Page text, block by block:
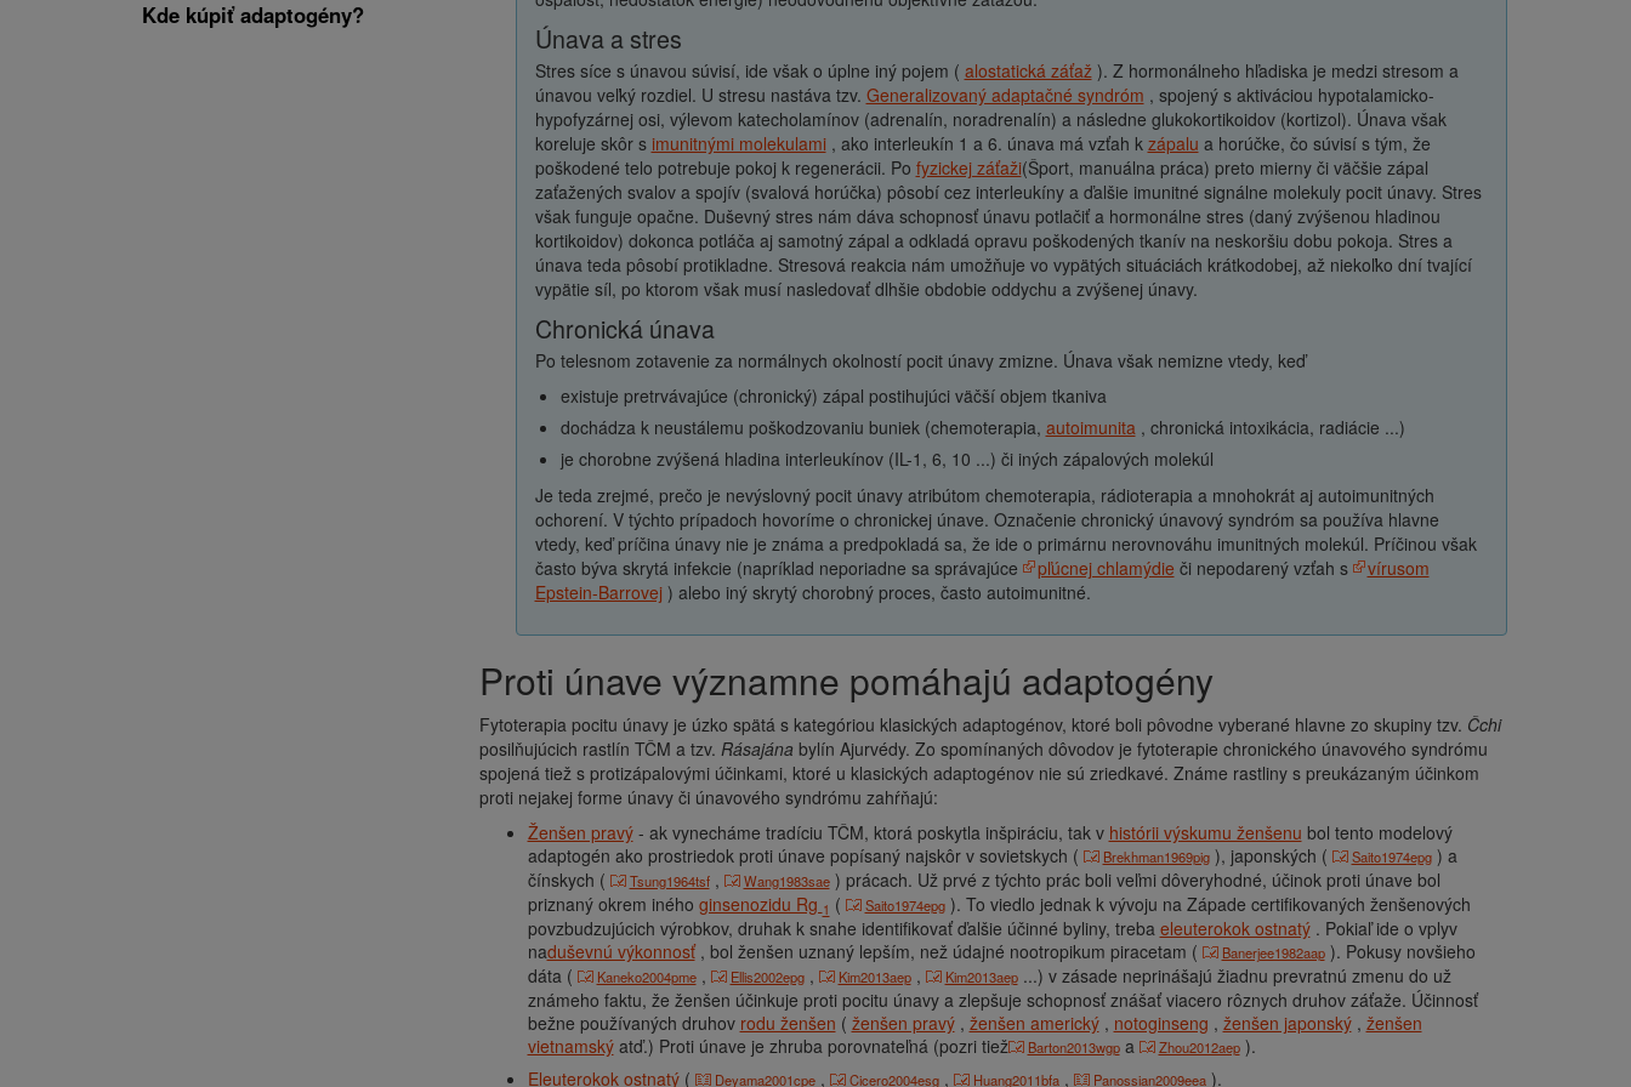
Kde kúpiť adaptogény?
Únava a stres
Stres síce s únavou súvisí, ide však o úplne iný pojem ( alostatická záťaž). Z hormonálneho hľadiska je medzi stresom a
únavou veľký rozdiel. U stresu nastáva tzv. Generalizovaný adaptačné syndróm , spojený s aktiváciou hypotalamicko-
hypofyzárnej osi, výlevom katecholamínov (adrenalín, noradrenalín) a následne glukokortikoidov (kortizol). Únava však
koreluje skôr s imunitnými molekulami, ako interleukín 1 a 6. únava má vzťah k zápalu a horúčke, čo súvisí s tým, že
poškodené telo potrebuje pokoj k regenerácii. Po fyzickej záťaži(Šport, manuálna práca) preto mierny či väčšie zápal
zaťažených svalov a spojív (svalová horúčka) pôsobí cez interleukíny a ďalšie imunitné signálne molekuly pocit únavy. Stres
však funguje opačne. Duševný stres nám dáva schopnosť únavu potlačiť a hormonálne stres (daný zvýšenou hladinou
kortikoidov) dokonca potláča aj samotný zápal a odkladá opravu poškodených tkanív na neskoršiu dobu pokoja. Stres a
únava teda pôsobí protikladne. Stresová reakcia nám umožňuje vo vypätých situáciách krátkodobej, až niekoľko dní tvající
vypätie síl, po ktorom však musí nasledovať dlhšie obdobie oddychu a zvýšenej únavy.
chronická únava
Po telesnom zotavenie za normálnych okolností pocit únavy zmizne. Únava však nemizne vtedy, keď
existuje pretrvávajúce (chronický) zápal postihujúci väčší objem tkaniva
dochádza k neustálemu poškodzovaniu buniek (chemoterapia, autoimunita, chronická intoxikácia, radiácie ...)
je chorobne zvýšená hladina interleukínov (IL-1, 6, 10 ...) či iných zápalových molekúl
Je teda zrejmé, prečo je nevýslovný pocit únavy atribútom chemoterapia, rádioterapia a mnohokrát aj autoimunitných
ochorení. V týchto prípadoch hovoríme o chronickej únave. Označenie chronický únavový syndróm sa používa hlavne
vtedy, keď príčina únavy nie je známa a predpokladá sa, že ide o primárnu nerovnováhu imunitných molekúl. Príčinou však
často býva skrytá infekcie (napríklad neporiadne sa správajúce
pľúcnej chlamýdie či nepodarený vzťah s
vírusom
Epstein-Barrovej) alebo iný skrytý chorobný proces, často autoimunitné.
Proti únave významne pomáhajú adaptogény
Fytoterapia pocitu únavy je úzko spätá s kategóriou klasických adaptogénov, ktoré boli pôvodne vyberané hlavne zo skupiny tzv. Čchi
posilňujúcich rastlín TČM a tzv. Rásajána bylín Ajurvédy. Zo spomínaných dôvodov je fytoterapie chronického únavového syndrómu
spojená tiež s protizápalovými účinkami, ktoré u klasických adaptogénov nie sú zriedkavé. Známe rastliny s preukázaným účinkom
proti nejakej forme únavy či únavového syndrómu zahŕňajú:
Ženšen pravý- ak vynecháme tradíciu TČM, ktorá poskytla inšpiráciu, tak v histórii výskumu ženšenu bol tento modelový
adaptogén ako prostriedok proti únave popísaný najskôr v sovietskych (
Brekhman1969pig), japonských ( Saito1974epg) a
čínskych (
Tsung1964tsf, Wang1983sae) prácach. Už prvé z týchto prác boli veľmi dôveryhodné, účinok proti únave bol
priznaný okrem iného ginsenozidu Rg 1 ( Saito1974epg). To viedlo jednak k vývoju na Západe certifikovaných ženšenových
povzbudzujúcich výrobkov, druhak k snahe identifikovať ďalšie účinné byliny, treba eleuterokok ostnatý. Pokiaľ ide o vplyv
naduševnú výkonnosť, bol ženšen uznaný lepším, než údajné nootropikum piracetam ( Banerjee1982aap). Pokusy novšieho
dáta (
Kaneko2004pme, Ellis2002epg, Kim2013aep, Kim2013aep...) v zásade neprinášajú žiadnu prevratnú zmenu do už
známeho faktu, že ženšen účinkuje proti pocitu únavy a zlepšuje schopnosť znášať viacero rôznych druhov záťaže. Účinnosť
bežne používaných druhov rodu ženšen ( ženšen pravý, ženšen americký, notoginseng , ženšen japonský, ženšen
vietnamskýatď.) Proti únave je zhruba porovnateľná (pozri tiež Barton2013wgpa Zhou2012aep).
Eleuterokok ostnatý( Deyama2001cpe, Cicero2004esg, Huang2011bfa, Panossian2009eea).